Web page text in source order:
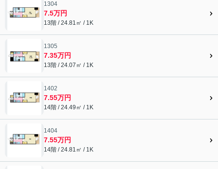
1304
7.5万円
13階 / 24.81㎡ / 1K
1305
7.35万円
13階 / 24.07㎡ / 1K
1402
7.55万円
14階 / 24.49㎡ / 1K
1404
7.55万円
14階 / 24.81㎡ / 1K